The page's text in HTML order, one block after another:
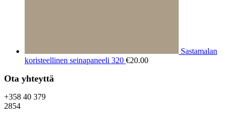
Sastamalan
koristeellinen seinapaneeli 320 €20.00
Ota yhteyttä
+358 40 379
2854